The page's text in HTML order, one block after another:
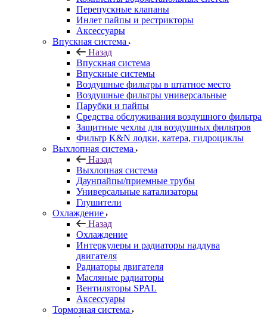
Перепускные клапаны
Инлет пайпы и рестрикторы
Аксессуары
Впускная система
Назад
Впускная система
Впускные системы
Воздушные фильтры в штатное место
Воздушные фильтры универсальные
Парубки и пайпы
Средства обслуживания воздушного фильтра
Защитные чехлы для воздушных фильтров
Фильтр K&N лодки, катера, гидроциклы
Выхлопная система
Назад
Выхлопная система
Даунпайпы/приемные трубы
Универсальные катализаторы
Глушители
Охлаждение
Назад
Охлаждение
Интеркулеры и радиаторы наддува
двигателя
Радиаторы двигателя
Масляные радиаторы
Вентиляторы SPAL
Аксессуары
Тормозная система